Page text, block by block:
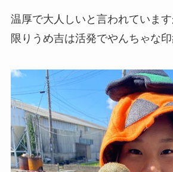
温厚で大人しいと言われていま
限りうめ吉は活発でやんちゃな印